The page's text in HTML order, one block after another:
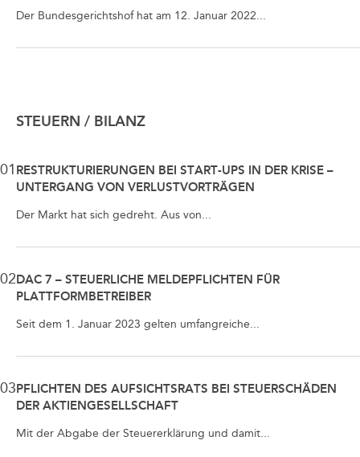
Der Bundesgerichtshof hat am 12. Januar 2022...
STEUERN / BILANZ
01 RESTRUKTURIERUNGEN BEI START-UPS IN DER KRISE –
UNTERGANG VON VERLUSTVORTRÄGEN
Der Markt hat sich gedreht. Aus von...
02DAC 7 – STEUERLICHE MELDEPFLICHTEN FÜR
PLATTFORMBETREIBER
Seit dem 1. Januar 2023 gelten umfangreiche...
03PFLICHTEN DES AUFSICHTSRATS BEI STEUERSCHÄDEN
DER AKTIENGESELLSCHAFT
Mit der Abgabe der Steuererklärung und damit...